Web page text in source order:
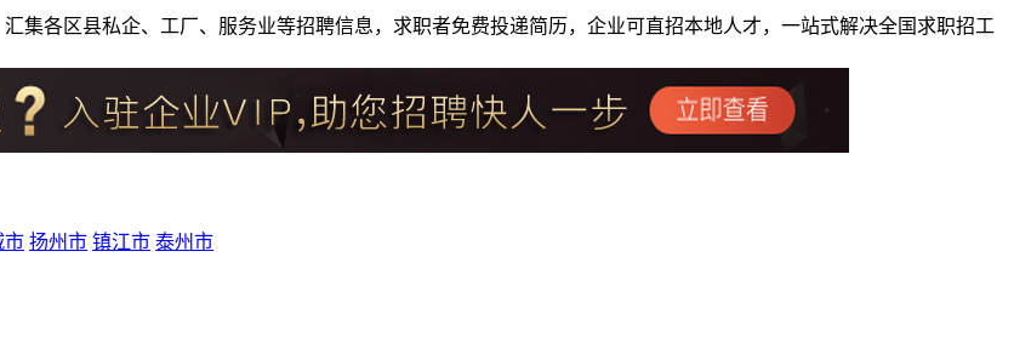
集各区县私企、工厂、服务业等招聘信息，求职者免费投递简历，企业可直招本地人才，一站式解决全国求职招工
市 扬州市 镇江市 泰州市